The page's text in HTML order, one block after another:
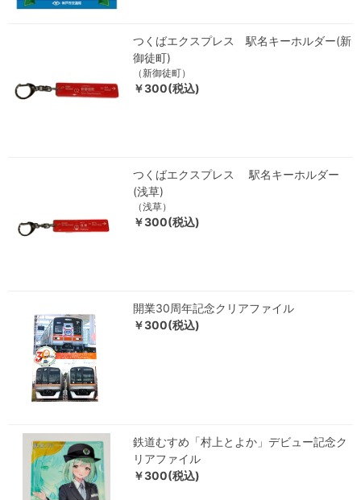
つくばエクスプレス 駅名キーホルダー(新
御徒町)
（新御徒町）
￥300(税込)
つくばエクスプレス 駅名キーホルダー
(浅草)
（浅草）
￥300(税込)
開業30周年記念クリアファイル
￥300(税込)
鉄道むすめ「村上とよか」デビュー記念ク
リアファイル
￥300(税込)